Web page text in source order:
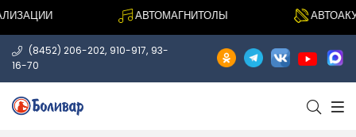
АВТОМАГНИТОЛЫ
(8452) 206-202, 910-917, 93-
16-70